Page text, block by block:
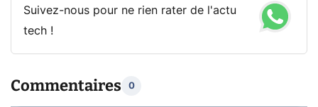
Suivez-nous pour ne rien rater de l'actu
tech !
Commentaires 0